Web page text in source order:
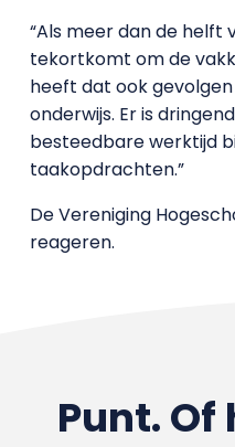
“Als meer dan de helft
tekortkomt om de
heeft dat ook
onderwijs. Er is
besteedbare werktijd
taakopdrachten.”
De Vereniging
reageren.
Punt.